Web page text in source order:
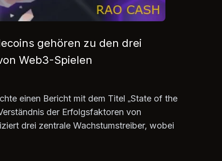
gehören zu den drei
Web3-Spielen
einen Bericht mit dem Titel „State of the
der Erfolgsfaktoren von
drei zentrale Wachstumstreiber, wobei